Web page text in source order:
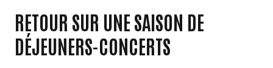
RETOUR SUR UNE SAISON DE
DÉJEUNERS-CONCERTS